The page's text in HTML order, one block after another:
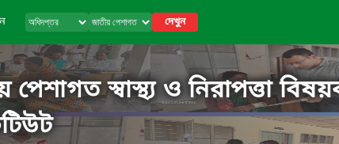
দেখুন
পেশাগত স্বাস্থ্য ও নিরাপত্তা